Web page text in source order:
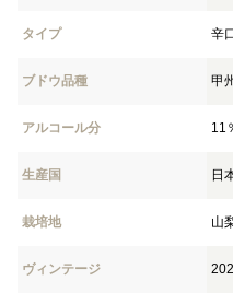
タイプ 辛
ブドウ品種 甲
アルコール分 11
生産国 日
栽培地 山
ヴィンテージ